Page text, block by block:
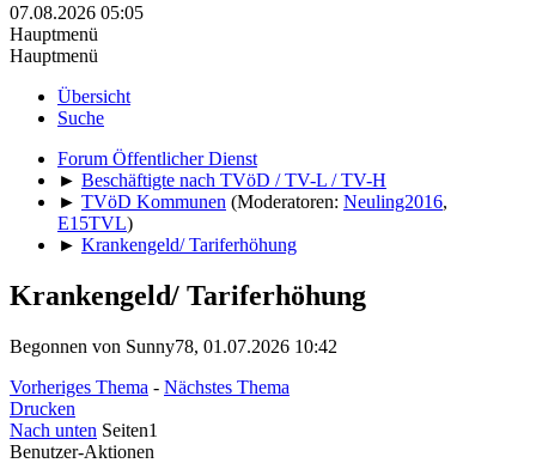
07.08.2026 05:05
Hauptmenü
Hauptmenü
Übersicht
Suche
Forum Öffentlicher Dienst
► Beschäftigte nach TVöD / TV-L / TV-H
► TVöD Kommunen (Moderatoren: Neuling2016,
E15TVL)
► Krankengeld/ Tariferhöhung
Krankengeld/ Tariferhöhung
Begonnen von Sunny78, 01.07.2026 10:42
Vorheriges Thema - Nächstes Thema
Drucken
Nach unten Seiten1
Benutzer-Aktionen